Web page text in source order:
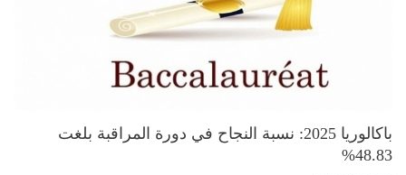
باكالوريا 2025: نسبة النجاح في دورة المراقبة بلغت
48.83%